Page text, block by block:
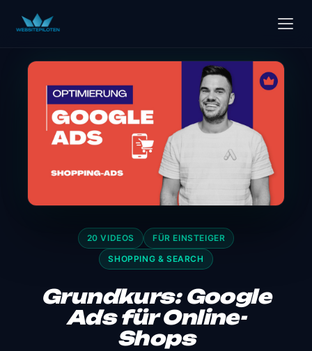
20 VIDEOS
FÜR EINSTEIGER
SHOPPING & SEARCH
Grundkurs: Google
Ads für Online-
Shops